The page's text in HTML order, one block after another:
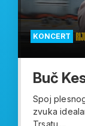
KONCERT
Buč
Spoj
zvuka
Trsatu....